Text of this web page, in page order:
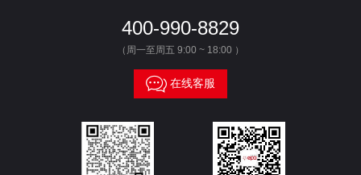
400-990-8829
（周一至周五 9:00 ~ 18:00 ）
 在线客服